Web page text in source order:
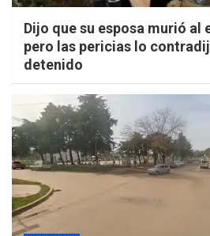
Dijo que su esposa murió al
pero las pericias lo
detenido